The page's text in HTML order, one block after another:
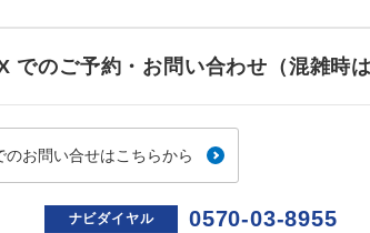
でのご予約・お問い合わせ（混雑時
のお問い合せはこちらから
ナビダイヤル 0570-03-8955